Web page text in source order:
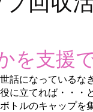
を支援
話になっているな
に立てれば・・・
トルのキャップを